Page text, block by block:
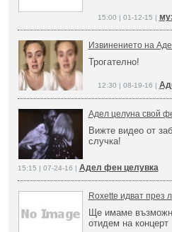
15:00 | 01-12-15 |
Извинението на
Трогателно!
12:30 | 08-19-16 |
Адел целуна свой
Вижте видео от
случка!
15:15 | 07-24-16 | Адел фен целувка
Roxette идват през
Ще имаме
отидем на концерт